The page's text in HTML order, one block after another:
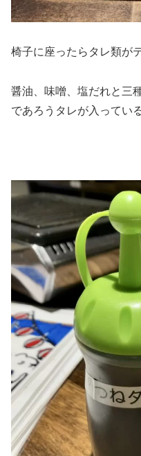
椅子に座ったらタレ類が
醤油、味噌、塩だれと三
であろうタレが入ってい